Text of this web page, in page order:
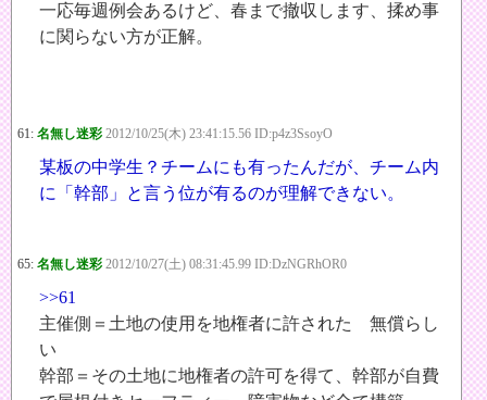
一応毎週例会あるけど、春まで撤収します、揉め事
に関らない方が正解。
61: 名無し迷彩 2012/10/25(木) 23:41:15.56 ID:p4z3SsoyO
某板の中学生？チームにも有ったんだが、チーム内
に「幹部」と言う位が有るのが理解できない。
65: 名無し迷彩 2012/10/27(土) 08:31:45.99 ID:DzNGRhOR0
>>61
主催側＝土地の使用を地権者に許された 無償らし
い
幹部＝その土地に地権者の許可を得て、幹部が自費